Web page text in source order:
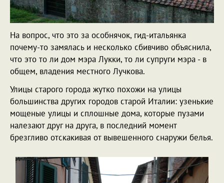
На вопрос, что это за особнячок, гид-итальянка
почему-то замялась и несколько сбивчиво объяснила,
что это то ли дом мэра Лукки, то ли супруги мэра - в
общем, владения местного Лучкова.
Улицы старого города жутко похожи на улицы
большинства других городов старой Италии: узенькие
мощеные улицы и сплошные дома, которые пузами
налезают друг на друга, в последний момент
брезгливо отскакивая от вывешенного снаружи белья.